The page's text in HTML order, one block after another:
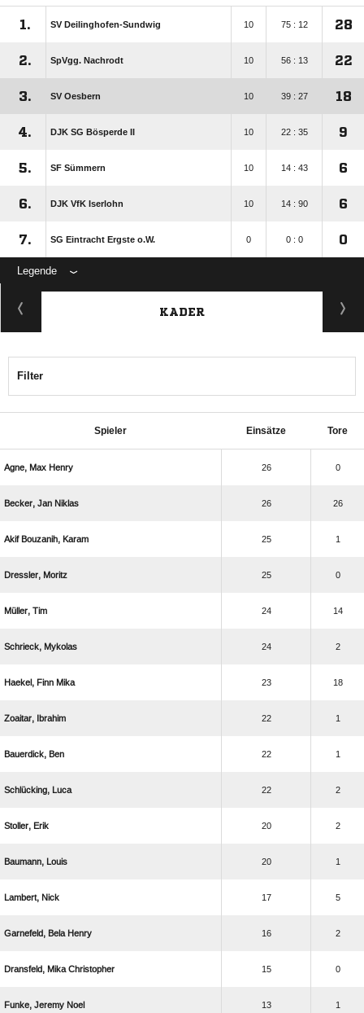
1. SV Deilinghofen-Sundwig 10 75 : 12 28
2. SpVgg. Nachrodt 10 56 : 13 22
3. SV Oesbern 10 39 : 27 18
4. DJK SG Bösperde II 10 22 : 35 9
5. SF Sümmern 10 14 : 43 6
6. DJK VfK Iserlohn 10 14 : 90 6
7. SG Eintracht Ergste o.W. 0 0 : 0 0
Legende
KADER
Filter
Spieler Einsätze Tore
   26 0
   26 26
   25 1
  25 0
  24 14
  24 2
   23 18
  22 1
  22 1
  22 2
  20 2
  20 1
  17 5
   16 2
   15 0
   13 1